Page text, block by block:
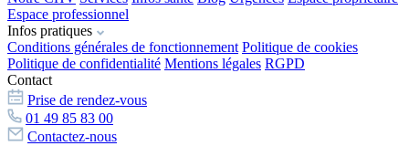
Espace professionnel
Infos pratiques
Conditions générales de fonctionnement Politique de cookies
Politique de confidentialité Mentions légales RGPD
Contact
Prise de rendez-vous
01 49 85 83 00
Contactez-nous